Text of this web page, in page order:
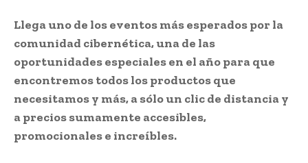
Llega uno de los eventos más esperados por la
comunidad cibernética, una de las
oportunidades especiales en el año para que
encontremos todos los productos que
necesitamos y más, a sólo un clic de distancia y
a precios sumamente accesibles,
promocionales e increíbles.